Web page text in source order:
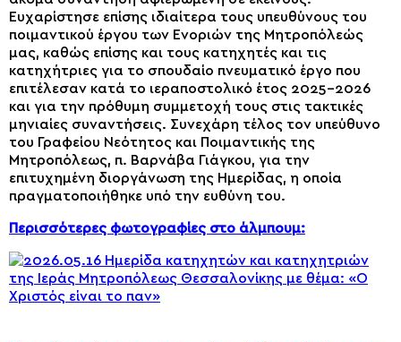
Ευχαρίστησε επίσης ιδιαίτερα τους υπευθύνους του
ποιμαντικού έργου των Ενοριών της Μητροπόλεώς
μας, καθώς επίσης και τους κατηχητές και τις
κατηχήτριες για το σπουδαίο πνευματικό έργο που
επιτέλεσαν κατά το ιεραποστολικό έτος 2025-2026
και για την πρόθυμη συμμετοχή τους στις τακτικές
μηνιαίες συναντήσεις. Συνεχάρη τέλος τον υπεύθυνο
του Γραφείου Νεότητος και Ποιμαντικής της
Μητροπόλεως, π. Βαρνάβα Γιάγκου, για την
επιτυχημένη διοργάνωση της Ημερίδας, η οποία
πραγματοποιήθηκε υπό την ευθύνη του.
Περισσότερες φωτογραφίες στο άλμπουμ: